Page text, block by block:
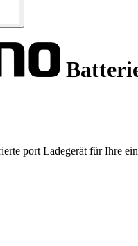
port Ladegerät für Ihre